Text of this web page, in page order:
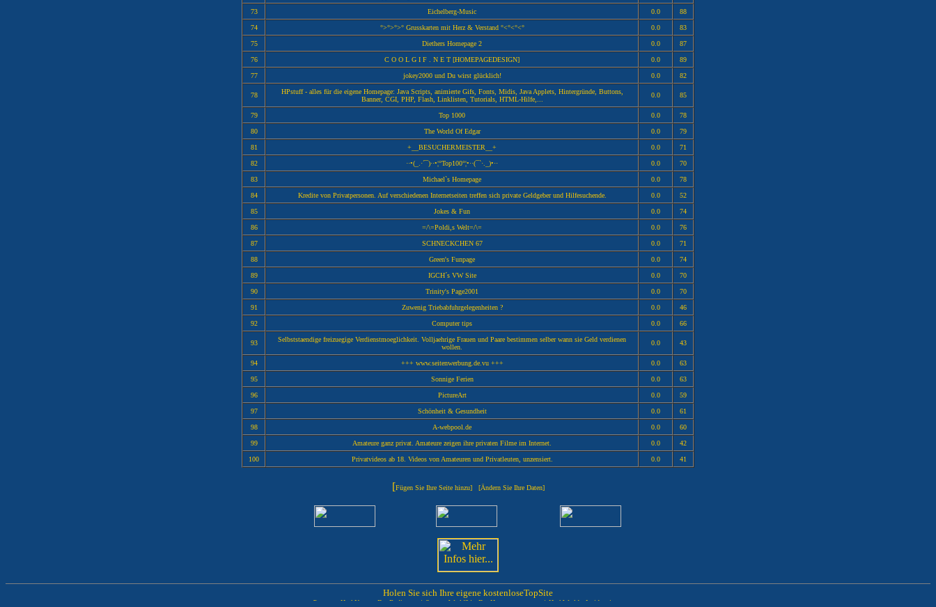
73 Eichelberg-Music 0.0 88
74 °>°>°>° Grusskarten mit Herz & Verstand °<°<°<° 0.0 83
75 Diethers Homepage 2 0.0 87
76 C O O L G I F . N E T [HOMEPAGEDESIGN] 0.0 89
77 jokey2000 und Du wirst glücklich! 0.0 82
78
HPstuff - alles für die eigene Homepage: Java Scripts, animierte Gifs, Fonts, Midis, Java Applets, Hintergründe, Buttons,
Banner, CGI, PHP, Flash, Linklisten, Tutorials, HTML-Hilfe,...
0.0 85
79 Top 1000 0.0 78
80 The World Of Edgar 0.0 79
81 +__BESUCHERMEISTER__+ 0.0 71
82 ··•(_.·´¯)··•¦°Top100°¦•··(¯`·._)•·· 0.0 70
83 Michael`s Homepage 0.0 78
84 Kredite von Privatpersonen. Auf verschiedenen Internetseiten treffen sich private Geldgeber und Hilfesuchende. 0.0 52
85 Jokes & Fun 0.0 74
86 =/\=Poldi,s Welt=/\= 0.0 76
87 SCHNECKCHEN 67 0.0 71
88 Green's Funpage 0.0 74
89 IGCH´s VW Site 0.0 70
90 Trinity's Page2001 0.0 70
91 Zuwenig Triebabfuhrgelegenheiten ? 0.0 46
92 Computer tips 0.0 66
93
Selbststaendige freizuegige Verdienstmoeglichkeit. Volljaehrige Frauen und Paare bestimmen selber wann sie Geld verdienen
wollen.
0.0 43
94 +++ www.seitenwerbung.de.vu +++ 0.0 63
95 Sonnige Ferien 0.0 63
96 PictureArt 0.0 59
97 Schönheit & Gesundheit 0.0 61
98 A-webpool.de 0.0 60
99 Amateure ganz privat. Amateure zeigen ihre privaten Filme im Internet. 0.0 42
100 Privatvideos ab 18. Videos von Amateuren und Privatleuten, unzensiert. 0.0 41
[Fügen Sie Ihre Seite hinzu] [Ändern Sie Ihre Daten]
Holen Sie sich Ihre eigene kostenloseTopSite
Partner: HackNet.at - Der Redirector * SponsorWorld24 - Der Homepagesponsor * HackWorld - Insiderwissen